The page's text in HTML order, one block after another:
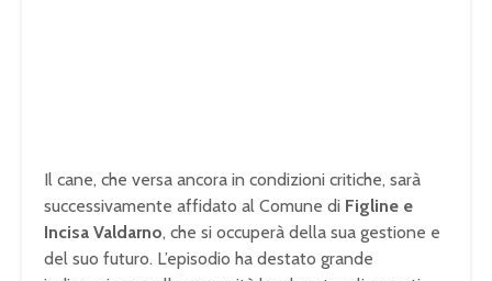
Il cane, che versa ancora in condizioni critiche, sarà
successivamente affidato al Comune di Figline e
Incisa Valdarno, che si occuperà della sua gestione e
del suo futuro. L’episodio ha destato grande